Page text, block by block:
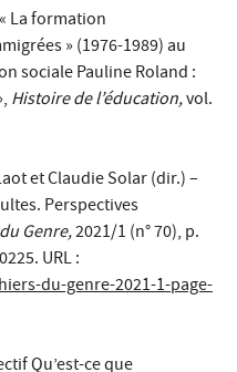
La formation
» (1976-1989) au
sociale Pauline Roland :
Histoire de l’éducation,vol.
et Claudie Solar (dir.) –
Perspectives
Genre,2021/1 (n° 70), p.
URL :
du-genre-2021-1-page-
Qu’est-ce que